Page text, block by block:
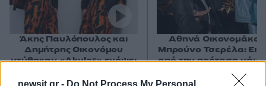
newsit.gr - Do Not Process My Personal
Άκης Παυλόπουλος και
Δημήτρης Οικονόμου
ντύθηκαν «Akylas» ενόψει
Αθηνά
Μπρούνο Τσερέλα:
από την πρόταση
φόντο τον Πύργο
Άιφελ